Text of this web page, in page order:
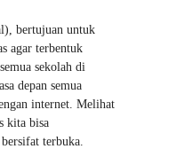
bertujuan untuk
agar terbentuk
sekolah di
depan semua
internet. Melihat
kita bisa
terbuka.